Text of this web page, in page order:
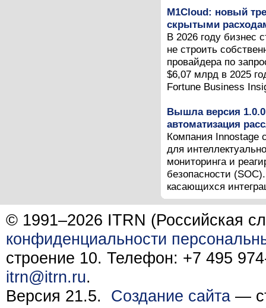
M1Cloud: новый
скрытыми
В 2026 году бизнес
не строить
провайдера по
$6,07 млрд в 2025
Fortune Business
Вышла версия
автоматизация
Компания Innostage
для
мониторинга и
безопасности
касающихся
© 1991–2026 ITRN (Российская
конфиденциальности
строение 10. Телефон: +7 495
itrn@itrn.ru.
Версия 21.5. Создание сайта —